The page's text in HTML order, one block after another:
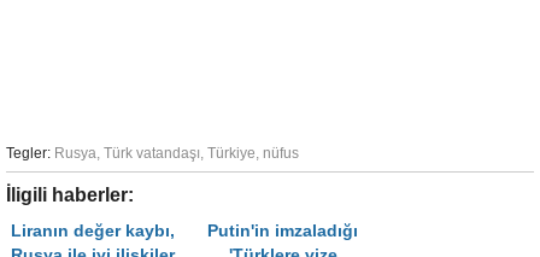
Tegler: Rusya, Türk vatandaşı, Türkiye, nüfus
İligili haberler:
Liranın değer kaybı,
Putin'in imzaladığı